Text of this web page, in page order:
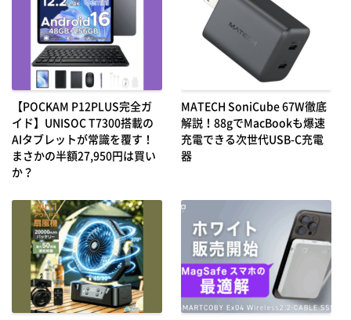
【POCKAM P12PLUS完全ガ
イド】UNISOC T7300搭載の
AIタブレットが常識を覆す！
まさかの半額27,950円は買い
か？
MATECH SoniCube 67W徹底
解説！88gでMacBookも爆速
充電できる次世代USB-C充電
器